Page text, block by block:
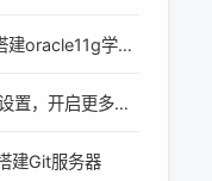
建oracle11g学习
置，开启更多高
建Git服务器